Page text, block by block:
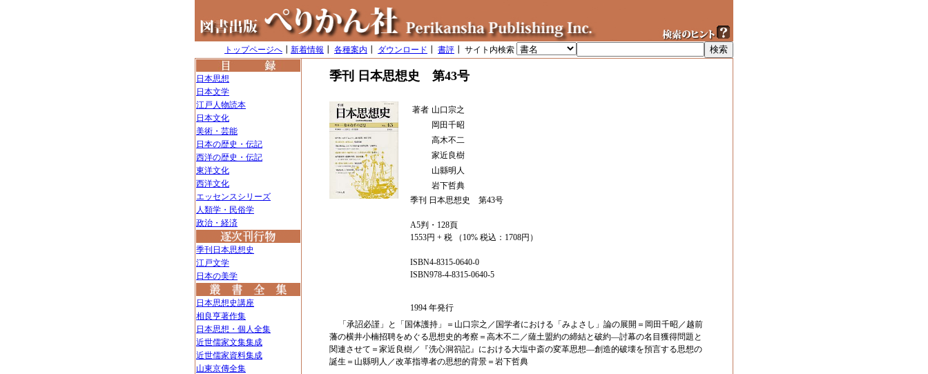
トップページへ 新着情報 各種案内 ダウンロード 書評 ┃ サイト内検索
日本思想
日本文学
江戸人物読本
日本文化
美術・芸能
日本の歴史・伝記
西洋の歴史・伝記
東洋文化
西洋文化
エッセンスシリーズ
人類学・民俗学
政治・経済
季刊日本思想史
江戸文学
日本の美学
日本思想史講座
相良亨著作集
日本思想・個人全集
近世儒家文集集成
近世儒家資料集成
山東京傳全集
季刊 日本思想史 第43号
著者 山口宗之
岡田千昭
高木不二
家近良樹
山縣明人
岩下哲典
季刊 日本思想史 第43号
A5判・128頁
1553円 + 税 （10% 税込：1708円）
ISBN4-8315-0640-0
ISBN978-4-8315-0640-5
1994 年発行
「承詔必謹」と「国体護持」＝山口宗之／国学者における「みよさし」論の展開＝岡田千昭／越前
藩の横井小楠招聘をめぐる思想史的考察＝高木不二／薩土盟約の締結と破約―討幕の名目獲得問題と
関連させて＝家近良樹／『洗心洞箚記』における大塩中斎の変革思想―創造的破壊を預言する思想の
誕生＝山縣明人／改革指導者の思想的背景＝岩下哲典